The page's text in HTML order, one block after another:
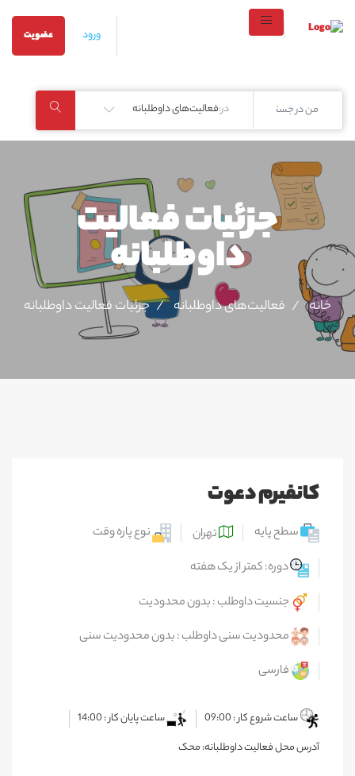
ورود عضویت
در:فعالیت‌های داوطلبانه
جزئیات فعالیت‌
داوطلبانه
خانه فعالیت‌های داوطلبانه جزئیات فعالیت‌ داوطلبانه
کانفیرم دعوت
سطح پایه تهران
نوع پاره وقت
دوره: کمتر از یک هفته
جنسیت داوطلب : بدون محدودیت
محدودیت سنی داوطلب : بدون محدودیت سنی
فارسی
ساعت شروع کار : 09:00
ساعت پایان کار : 14:00
آدرس محل فعالیت داوطلبانه: محک